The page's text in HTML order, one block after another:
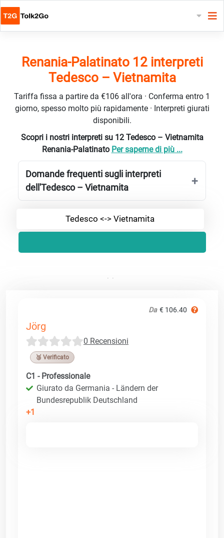
Renania-Palatinato 12 interpreti
Tedesco – Vietnamita
Tariffa fissa a partire da €106 all'ora · Conferma entro 1
giorno, spesso molto più rapidamente · Interpreti giurati
disponibili.
Scopri i nostri interpreti su 12 Tedesco – Vietnamita
Renania-Palatinato Per saperne di più ...
Domande frequenti sugli interpreti
dell'Tedesco – Vietnamita
Tedesco <-> Vietnamita
Da € 106.40
Jörg
0 Recensioni
🥉 Verificato
C1 - Professionale
Giurato da Germania - Ländern der
Bundesrepublik Deutschland
+1